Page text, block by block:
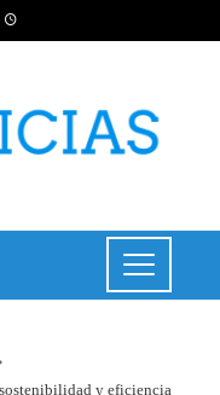
y eficiencia